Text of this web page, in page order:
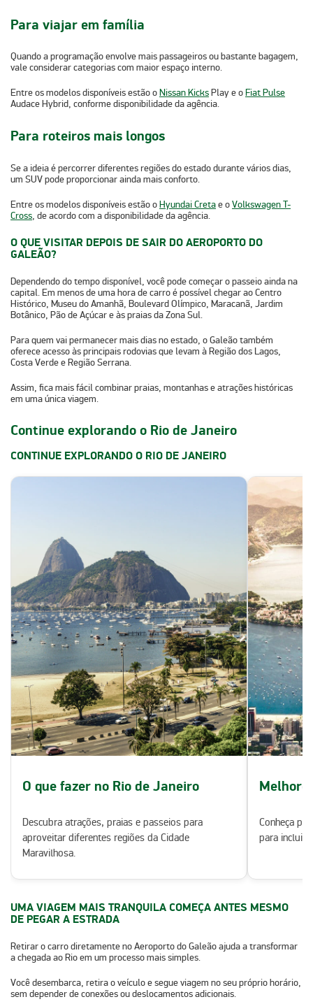
Para viajar em família
Quando a programação envolve mais passageiros ou bastante bagagem,
vale considerar categorias com maior espaço interno.
Entre os modelos disponíveis estão oNissan KicksPlaye oFiat Pulse
Audace Hybrid, conforme disponibilidade da agência.
Para roteiros mais longos
Se a ideia é percorrer diferentes regiões do estado durante vários dias,
um SUV pode proporcionar ainda mais conforto.
Entre os modelos disponíveis estão oHyundai Cretae oVolkswagen T-
Cross, de acordo com a disponibilidade da agência.
O QUE VISITAR DEPOIS DE SAIR DO AEROPORTO DO
GALEÃO?
Dependendo do tempo disponível, você pode começar o passeio ainda na
capital. Em menos de uma hora de carroé possível chegar aoCentro
Histórico, Museu do Amanhã, Boulevard Olímpico, Maracanã, Jardim
Botânico, Pão de Açúcare àspraias da Zona Sul.
Para quem vai permanecer mais dias no estado, o Galeão também
oferece acesso às principais rodovias que levam àRegião dos Lagos,
Costa Verdee Região Serrana.
Assim, fica mais fácil combinar praias, montanhas e atrações históricas
em uma única viagem.
Continue explorando o Rio de Janeiro
CONTINUE EXPLORANDO O RIO DE JANEIRO
O que fazer no Rio de Janeiro
Descubra atrações, praias e passeios para
aproveitar diferentes regiões da Cidade
Maravilhosa.
Conheça
para incluir
UMA VIAGEM MAIS TRANQUILA COMEÇA ANTES MESMO
DE PEGAR A ESTRADA
Retirar o carro diretamente no Aeroporto do Galeão ajuda a transformar
a chegada ao Rio em um processo mais simples.
Você desembarca, retira o veículo e segue viagem no seu próprio horário,
sem depender de conexões ou deslocamentos adicionais.